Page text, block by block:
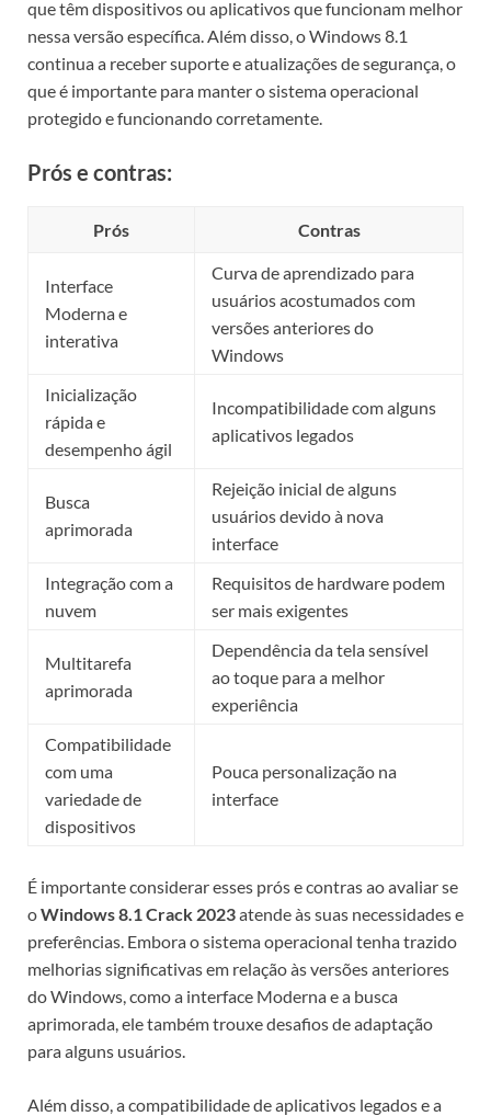
que têm dispositivos ou aplicativos que funcionam melhor
nessa versão específica. Além disso, o Windows 8.1
continua a receber suporte e atualizações de segurança, o
que é importante para manter o sistema operacional
protegido e funcionando corretamente.
Prós e contras:
Prós Contras
Interface
Moderna e
interativa
Curva de aprendizado para
usuários acostumados com
versões anteriores do
Windows
Inicialização
rápida e
desempenho ágil
Incompatibilidade com alguns
aplicativos legados
Busca
aprimorada
Rejeição inicial de alguns
usuários devido à nova
interface
Integração com a
nuvem
Requisitos de hardware podem
ser mais exigentes
Multitarefa
aprimorada
Dependência da tela sensível
ao toque para a melhor
experiência
Compatibilidade
com uma
variedade de
dispositivos
Pouca personalização na
interface
É importante considerar esses prós e contras ao avaliar se
oWindows 8.1 Crack 2023atende às suas necessidades e
preferências. Embora o sistema operacional tenha trazido
melhorias significativas em relação às versões anteriores
do Windows, como a interface Moderna e a busca
aprimorada, ele também trouxe desafios de adaptação
para alguns usuários.
Além disso, a compatibilidade de aplicativos legados e a